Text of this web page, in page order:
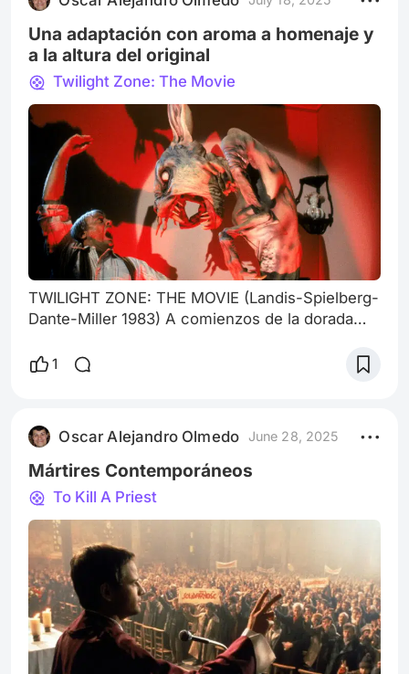
Una adaptación con aroma a homenaje y
a la altura del original
Twilight Zone: The Movie
TWILIGHT ZONE: THE MOVIE (Landis-Spielberg-
Dante-Miller 1983) A comienzos de la dorada
tomaron la valiente decisión de adaptar a la
cincuenta y comienzos de los años sesenta y
que por estas pampas se llamó “La Dimensión
Desconocida”(tres tomados del progra
1
Oscar Alejandro Olmedo June 28, 2025
Mártires Contemporáneos
To Kill A Priest